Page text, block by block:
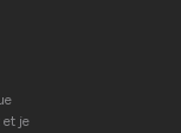
et je